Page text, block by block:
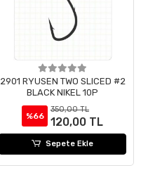
2901 RYUSEN TWO SLICED #2
BLACK NIKEL 10P
%66
350,00 TL
120,00 TL
Sepete Ekle